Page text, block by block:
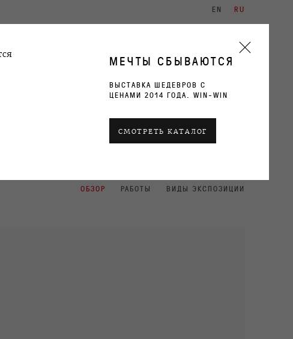
EN RU
ОБЗОР РАБОТЫ ВИДЫ ЭКСПОЗИЦИИ
МЕЧТЫ СБЫВАЮТСЯ
ВЫСТАВКА ШЕДЕВРОВ С
ЦЕНАМИ 2014 ГОДА. WIN-WIN
СМОТРЕТЬ КАТАЛОГ